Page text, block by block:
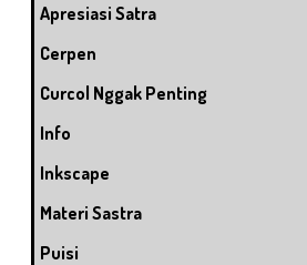
Apresiasi Satra
Cerpen
Curcol Nggak Penting
Info
Inkscape
Materi Sastra
Puisi